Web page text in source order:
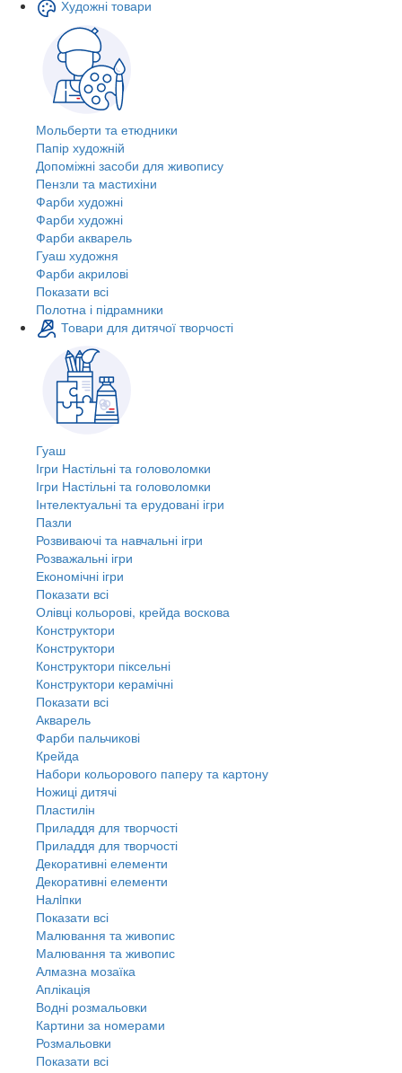
Художні товари
Мольберти та етюдники
Папір художній
Допоміжні засоби для живопису
Пензли та мастихіни
Фарби художні
Фарби художні
Фарби акварель
Гуаш художня
Фарби акрилові
Показати всі
Полотна і підрамники
Товари для дитячої творчості
Гуаш
Ігри Настільні та головоломки
Ігри Настільні та головоломки
Інтелектуальні та ерудовані ігри
Пазли
Розвиваючі та навчальні ігри
Розважальні ігри
Економічні ігри
Показати всі
Олівці кольорові, крейда воскова
Конструктори
Конструктори
Конструктори піксельні
Конструктори керамічні
Показати всі
Акварель
Фарби пальчикові
Крейда
Набори кольорового паперу та картону
Ножиці дитячі
Пластилін
Приладдя для творчості
Приладдя для творчості
Декоративні елементи
Декоративні елементи
Налiпки
Показати всі
Малювання та живопис
Малювання та живопис
Алмазна мозаїка
Аплікація
Водні розмальовки
Картини за номерами
Розмальовки
Показати всі